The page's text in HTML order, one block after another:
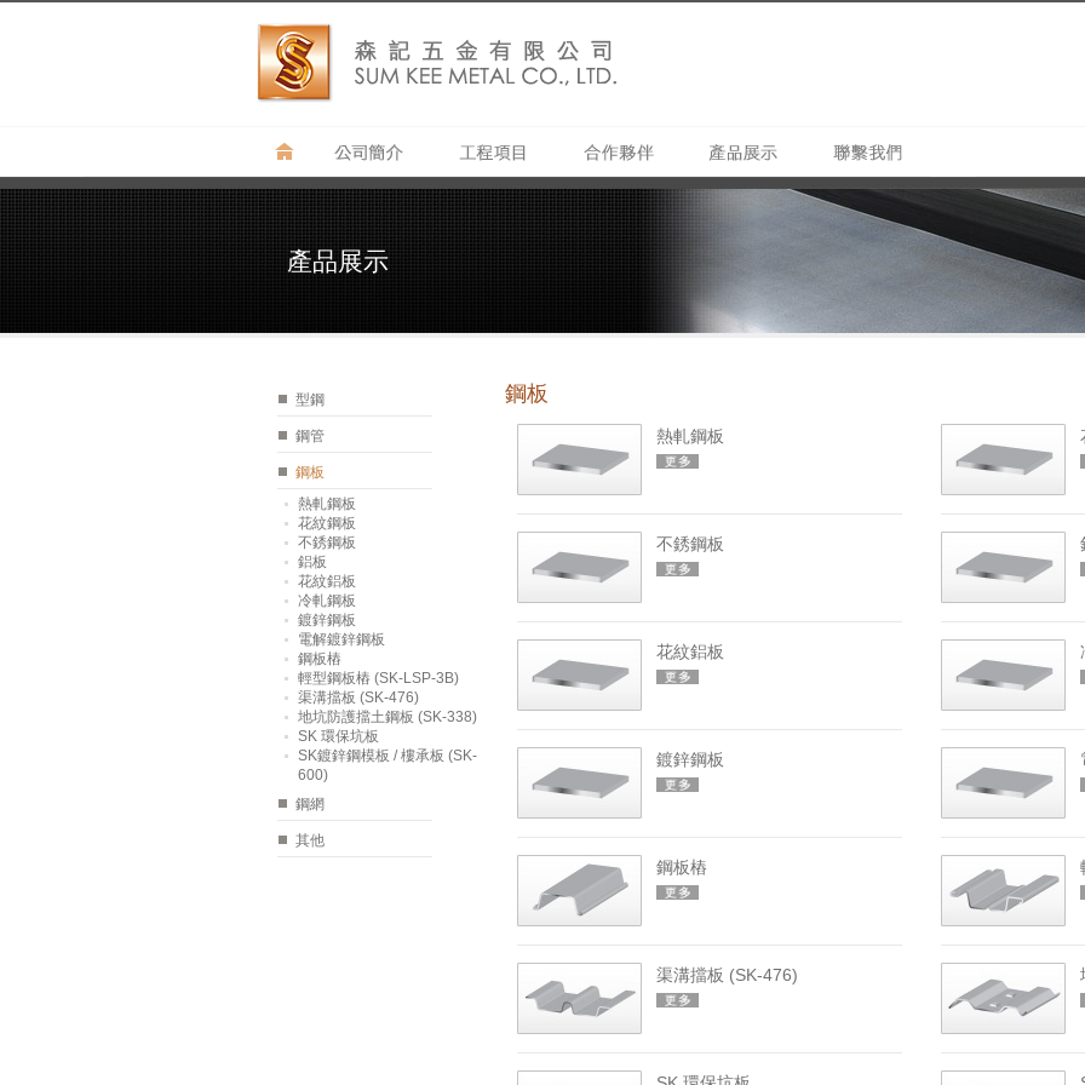
產品展示
型鋼
鋼管
鋼板
熱軋鋼板
花紋鋼板
不銹鋼板
鋁板
花紋鋁板
冷軋鋼板
鍍鋅鋼板
電解鍍鋅鋼板
鋼板樁
輕型鋼板樁 (SK-LSP-3B)
渠溝擋板 (SK-476)
地坑防護擋土鋼板 (SK-338)
SK 環保坑板
SK鍍鋅鋼模板 / 樓承板 (SK-
600)
鋼網
其他
鋼板
熱軋鋼板
不銹鋼板
花紋鋁板
鍍鋅鋼板
鋼板樁
渠溝擋板 (SK-476)